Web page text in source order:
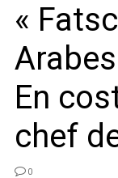
«
En
chef
0